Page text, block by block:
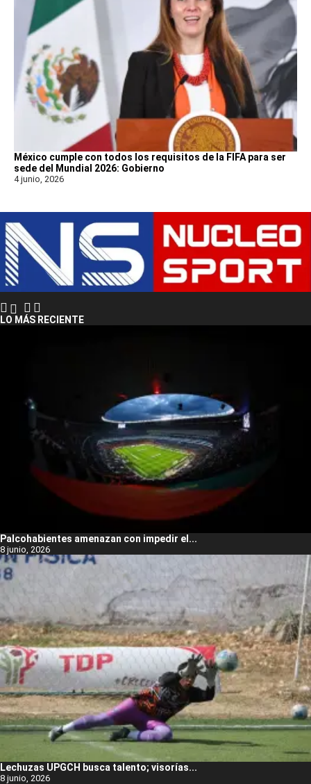
México cumple con todos los requisitos de la FIFA para ser
sede del Mundial 2026: Gobierno
4 junio, 2026
LO MÁS RECIENTE
Palcohabientes amenazan con impedir el...
8 junio, 2026
Lechuzas UPGCH busca talento; visorías...
8 junio, 2026